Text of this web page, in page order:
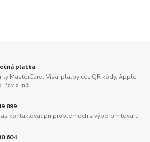
platba
MasterCard, Visa, platby cez QR kódy, Apple
Pay a iné
899
kontaktovať pri problémoch s výberom tovaru
604